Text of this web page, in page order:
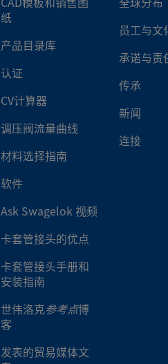
纸
产品目录库
认证
CV计算器
调压阀流量曲线
材料选择指南
软件
Ask Swagelok 视频
卡套管接头的优点
卡套管接头手册和
安装指南
世伟洛克参考点博
客
发表的贸易媒体文
员工与文
承诺与责
传承
新闻
连接